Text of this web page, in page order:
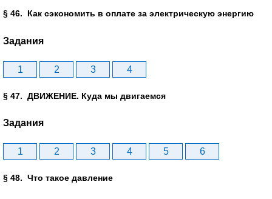
§ 46. Как сэкономить в оплате за электрическую энергию
Задания
1 2 3 4
§ 47. ДВИЖЕНИЕ. Куда мы двигаемся
Задания
1 2 3 4 5 6
§ 48. Что такое давление